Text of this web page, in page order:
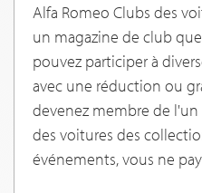
Alfa Romeo Clubs des
un magazine de club
pouvez participer à
avec une réduction ou
devenez membre de l'un
des voitures des
événements, vous ne